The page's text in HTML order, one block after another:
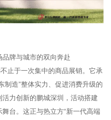
牌与城市的双向奔赴
止于一次集中的商品展销。它承
制造”整体实力、促进消费升级的
力创新的鹏城深圳，活动搭建
台。这正与热立方“新一代高端